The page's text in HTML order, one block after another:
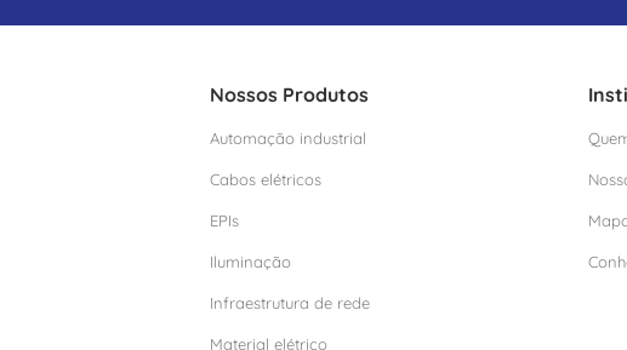
Nossos Produtos
Automação industrial
Cabos elétricos
EPIs
Iluminação
Infraestrutura de rede
Material elétrico